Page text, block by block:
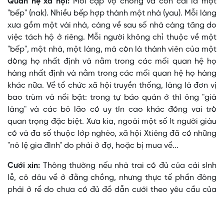
"bếp" (nak). Nhiều bếp hợp thành một nhà (yau). Mỗi làng
xưa gồm một vài nhà, càng về sau số nhà càng tăng do
việc tách hộ ở riêng. Mỗi người không chỉ thuộc về một
"bếp", một nhà, một làng, mà còn là thành viên của một
dòng họ nhất định và nằm trong các mối quan hệ họ
hàng nhất định và nằm trong các mối quan hệ họ hàng
khác nữa. Về tổ chức xã hội truyền thống, làng là đơn vị
bao trùm và nổi bật: trong tự bảo quản ở thì ông "già
làng" và các bô lão có uy tín cao khác đóng vai trò
quan trọng đặc biệt. Xưa kia, ngoài một số ít người giàu
có và đa số thuộc lớp nghèo, xã hội Xtiêng đã có những
"nô lệ gia đình" do phải ở đợ, hoặc bị mua về...
Cưới xin: Thông thường nếu nhà trai có đủ của cải sính
lễ, cô dâu về ở đằng chồng, nhưng thực tế phần đông
phải ở rể do chưa có đủ đồ dẫn cưới theo yêu cầu của